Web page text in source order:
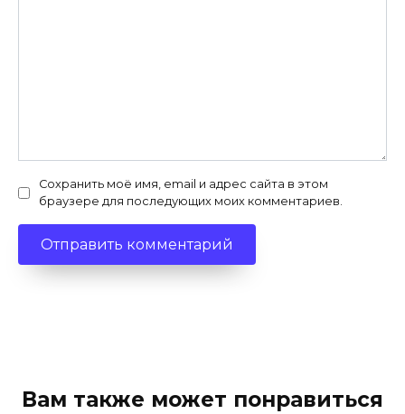
Сохранить моё имя, email и адрес сайта в этом
браузере для последующих моих комментариев.
Вам также может понравиться